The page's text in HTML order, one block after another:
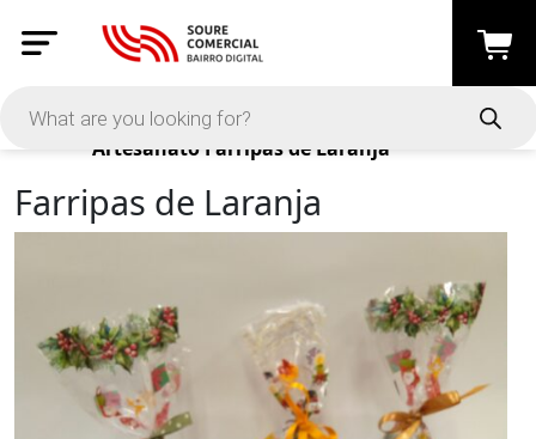
Products
Artesanato Farripas de Laranja
Farripas de Laranja